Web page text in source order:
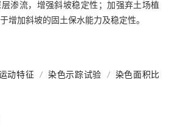
渗流，增强斜坡稳定性；加强弃土场植
增加斜坡的固土保水能力及稳定性。
动特征 / 染色示踪试验 /
染色面积比